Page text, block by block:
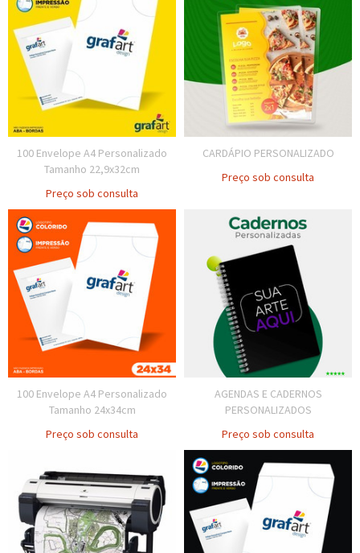
100 Envelope A4 Personalizado
Tamanho 22,9x32cm
Preço sob consulta
CARDÁPIO PERSONALIZADO
Preço sob consulta
100 Envelope A4 Personalizado
Tamanho 24x34cm
Preço sob consulta
AGENDAS E CADERNOS
PERSONALIZADOS
Preço sob consulta